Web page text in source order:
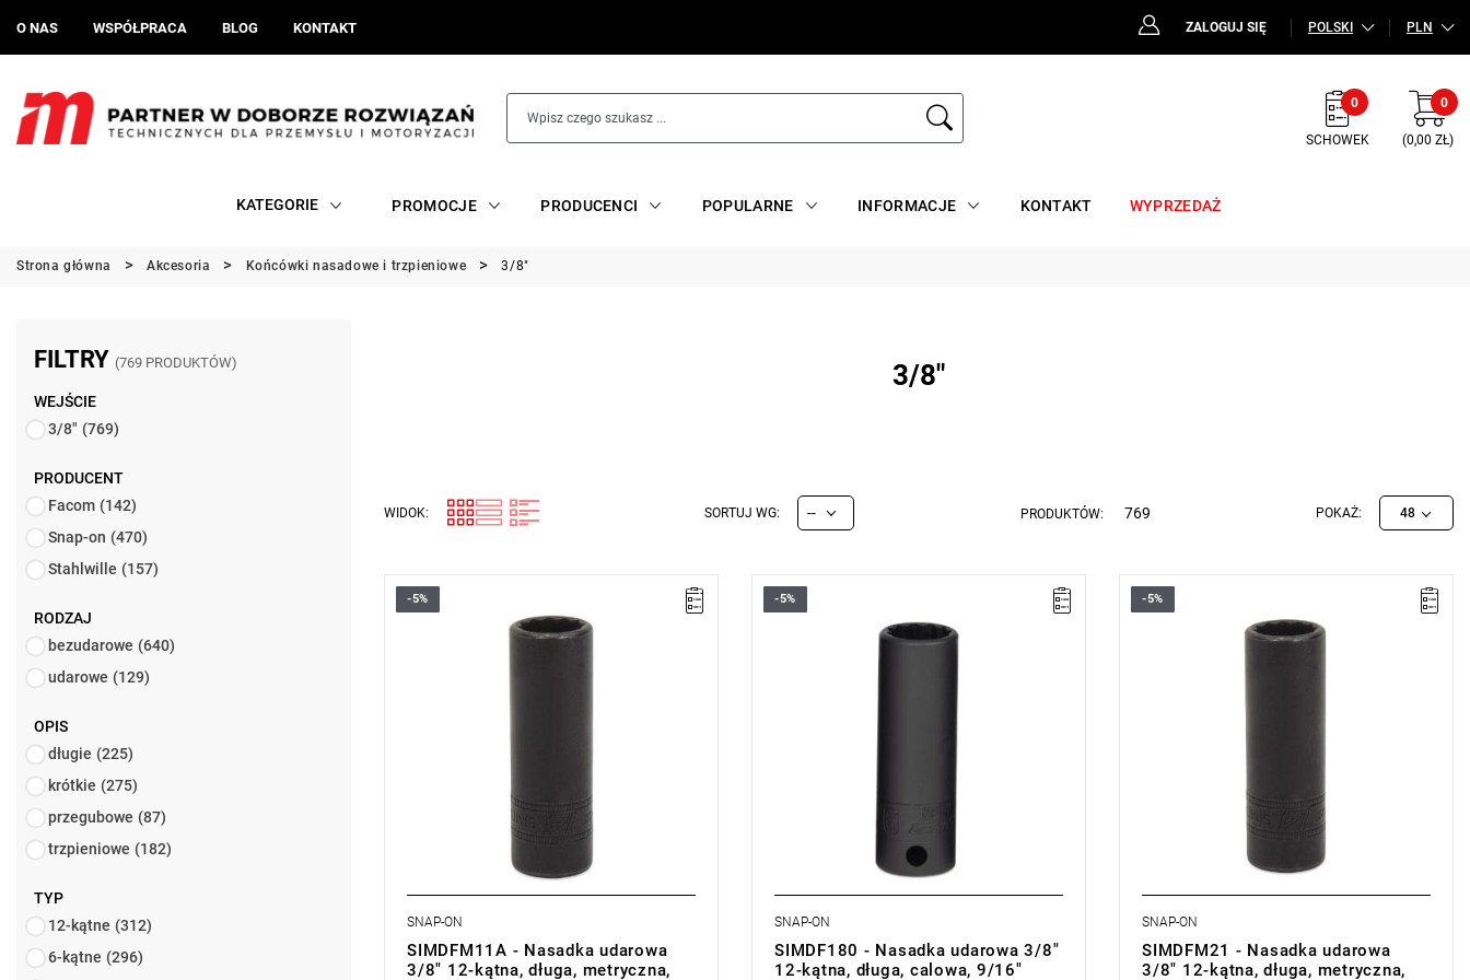
O NAS WSPÓŁPRACA BLOG KONTAKT ZALOGUJ SIĘ POLSKI PLN
0
SCHOWEK
0
(0,00 ZŁ)
KATEGORIE PROMOCJE PRODUCENCI POPULARNE INFORMACJE KONTAKT WYPRZEDAŻ
Strona główna Akcesoria Końcówki nasadowe i trzpieniowe 3/8"
FILTRY (769 PRODUKTÓW)
WEJŚCIE
3/8" (769)
PRODUCENT
Facom (142)
Snap-on (470)
Stahlwille (157)
RODZAJ
bezudarowe (640)
udarowe (129)
OPIS
długie (225)
krótkie (275)
przegubowe (87)
trzpieniowe (182)
TYP
12-kątne (312)
6-kątne (296)
3/8"
WIDOK: SORTUJ WG: -- PRODUKTÓW: 769 POKAŻ: 48
-5%
SNAP-ON
SIMDFM11A - Nasadka udarowa
3/8" 12-kątna, długa, metryczna,
-5%
SNAP-ON
SIMDF180 - Nasadka udarowa 3/8"
12-kątna, długa, calowa, 9/16"
-5%
SNAP-ON
SIMDFM21 - Nasadka udarowa
3/8" 12-kątna, długa, metryczna,